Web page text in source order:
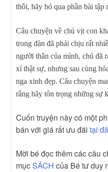
thôi, hãy bỏ qua phần bài tập
Câu chuyện về chú vịt con
trong đàn đã phải chịu rất
người thân của mình, chú đã
xí thật sự, nhưng sau cùng
nga xinh đẹp. Câu chuyện
rằng hãy tôn trọng những sự
Cuốn truyện này có một
bán với giá rất ưu đãitại
Mời bé đọc thêm các câu
mụcSÁCH của Bé tư duy